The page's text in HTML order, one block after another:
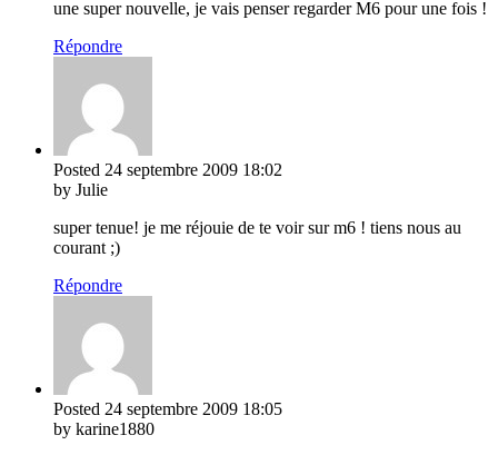
une super nouvelle, je vais penser regarder M6 pour une fois !
Répondre
Posted 24 septembre 2009 18:02
by Julie
super tenue! je me réjouie de te voir sur m6 ! tiens nous au
courant ;)
Répondre
Posted 24 septembre 2009 18:05
by karine1880